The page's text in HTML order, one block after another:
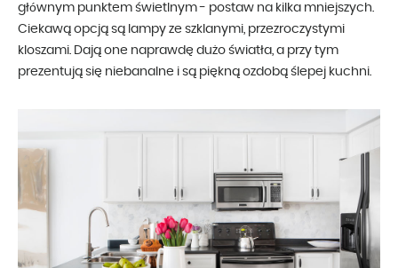
głównym punktem świetlnym - postaw na kilka mniejszych.
Ciekawą opcją są lampy ze szklanymi, przezroczystymi
kloszami. Dają one naprawdę dużo światła, a przy tym
prezentują się niebanalne i są piękną ozdobą ślepej kuchni.